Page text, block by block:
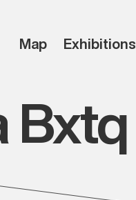
Map Exhibitions
Bxtq